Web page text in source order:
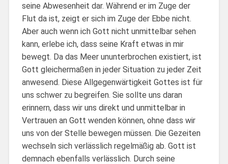
seine Abwesenheit dar. Während er im Zuge der
Flut da ist, zeigt er sich im Zuge der Ebbe nicht.
Aber auch wenn ich Gott nicht unmittelbar sehen
kann, erlebe ich, dass seine Kraft etwas in mir
bewegt. Da das Meer ununterbrochen existiert, ist
Gott gleichermaßen in jeder Situation zu jeder Zeit
anwesend. Diese Allgegenwärtigkeit Gottes ist für
uns schwer zu begreifen. Sie sollte uns daran
erinnern, dass wir uns direkt und unmittelbar in
Vertrauen an Gott wenden können, ohne dass wir
uns von der Stelle bewegen müssen. Die Gezeiten
wechseln sich verlässlich regelmäßig ab. Gott ist
demnach ebenfalls verlässlich. Durch seine